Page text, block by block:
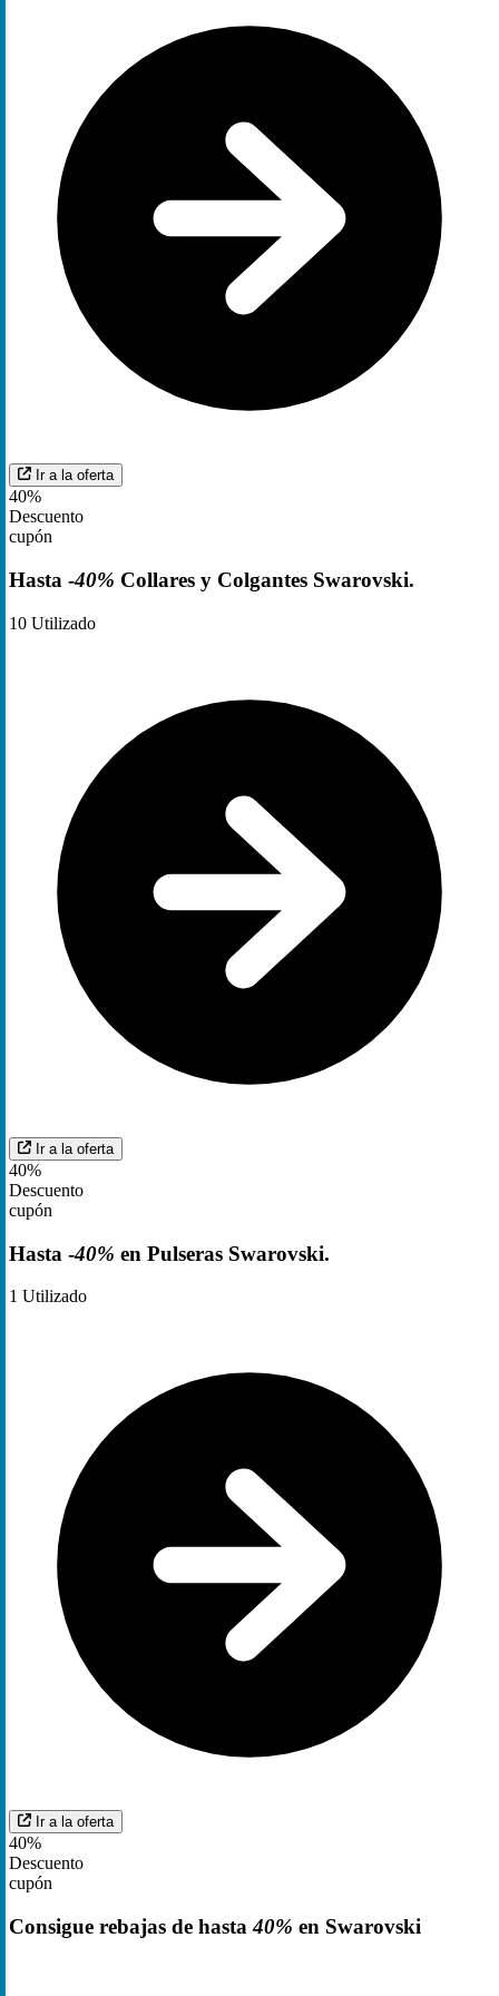
Ir a la oferta
40%
Descuento
cupón
Hasta -40% Collares y Colgantes Swarovski.
10 Utilizado
Ir a la oferta
40%
Descuento
cupón
Hasta -40% en Pulseras Swarovski.
1 Utilizado
Ir a la oferta
40%
Descuento
cupón
Consigue rebajas de hasta40% en Swarovski